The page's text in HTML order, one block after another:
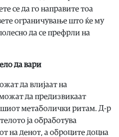
се да го направите тоа
ограничување што ќе му
да се префрли на
да вари
да влијаат на
да предизвикаат
метаболички ритам. Д-р
ја обработува
на денот, а оброците доцна